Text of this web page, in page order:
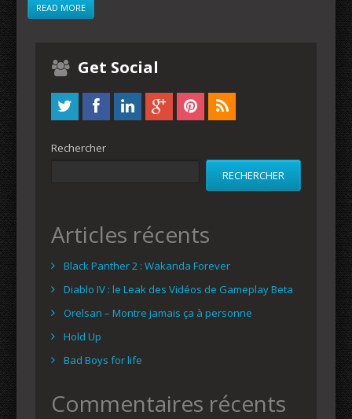
READ MORE
Get Social
Rechercher
RECHERCHER
Articles récents
Black Panther 2 : Wakanda Forever
Diablo IV : le Leak des Vidéos de Gameplay Beta
Orelsan – Montre jamais ça à personne
Hold Up
Bad Boys for life
Commentaires récents